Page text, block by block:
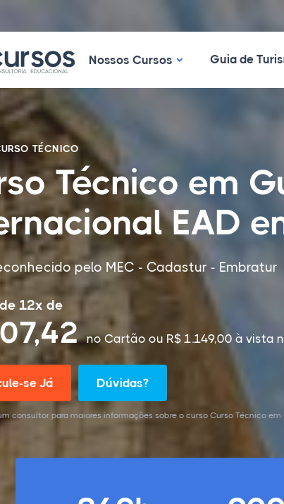
Nossos CursosNossos Cursos
Guia de
TÉCNICO
Técnico em
EAD
pelo MEC - Cadastur - Embratur
12x de
no Cartão ou R$ 1.149,00 à vista
se Já Dúvidas?
consultor para maiores informações sobre o curso Curso Técnico